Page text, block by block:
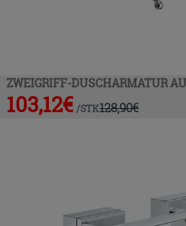
ZWEIGRIFF-DUSCHARMATUR
103,12€ /STK128,90€